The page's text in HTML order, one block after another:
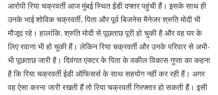
आरोपी रिया चक्रवर्ती आज मुंबई स्थित ईडी दफ्तर पहुंची हैं। इसके साथ ही
उनके भाई शोविक चक्रवर्ती, पिता और पूर्व बिजनेस मैनेजर श्रुति मोदी भी
मौजूद रहे। हालांकि, श्रुति मोदी से पूछताछ पूरी हो चुकी है और वह घर के
लिए रवाना भी हो चुकी हैं। लेकिन रिया चक्रवर्ती और उनके परिवार से अभी-
भी पूछताछ जारी है। दिवंगत एक्टर के पिता के वकील विकास गुप्ता का कहना
है कि रिया चक्रवर्ती ईडी ऑफिसर्स के साथ सहयोग नहीं कर रही हैं। अगर
वह ऐसा करना जारी रखती हैं तो रिया चक्रवर्ती गिरफ्तार हो सकती हैं। इसी